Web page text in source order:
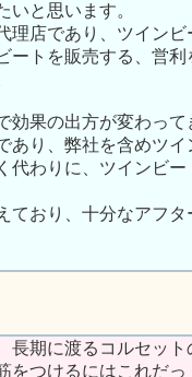
いと思います。
理店であり、ツイン
ートを販売する、営
効果の出方が変わって
あり、弊社を含めツ
代わりに、ツインビ
ており、十分なアフ
長期に渡るコルセッ
をつけるにはこれだ